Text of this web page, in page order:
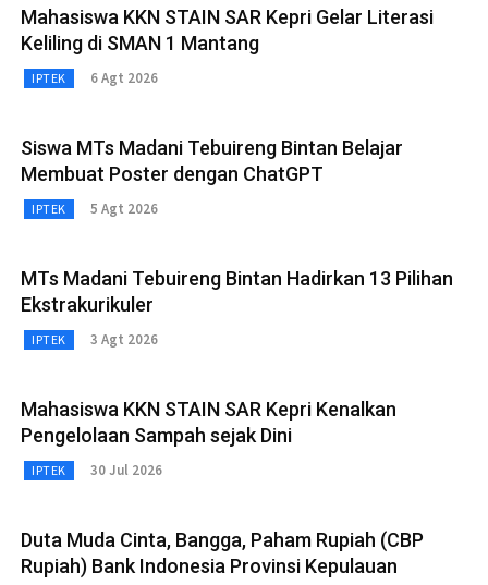
Mahasiswa KKN STAIN SAR Kepri Gelar Literasi
Keliling di SMAN 1 Mantang
IPTEK 6 Agt 2026
Siswa MTs Madani Tebuireng Bintan Belajar
Membuat Poster dengan ChatGPT
IPTEK 5 Agt 2026
MTs Madani Tebuireng Bintan Hadirkan 13 Pilihan
Ekstrakurikuler
IPTEK 3 Agt 2026
Mahasiswa KKN STAIN SAR Kepri Kenalkan
Pengelolaan Sampah sejak Dini
IPTEK 30 Jul 2026
Duta Muda Cinta, Bangga, Paham Rupiah (CBP
Rupiah) Bank Indonesia Provinsi Kepulauan